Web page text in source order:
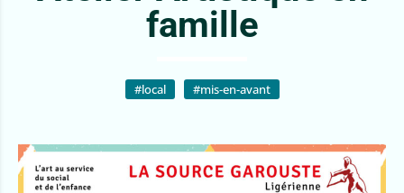
famille
#local #mis-en-avant